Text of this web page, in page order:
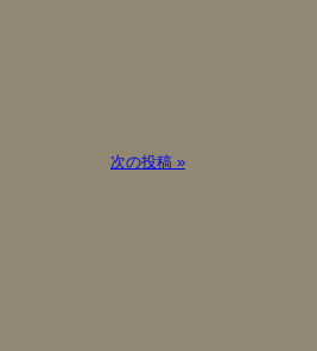
次の投稿 »